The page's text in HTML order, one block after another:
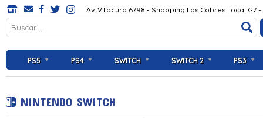
Av. Vitacura 6798 - Shopping Los Cobres Local G7
PS5 PS4 SWITCH SWITCH 2 PS3
NINTENDO SWITCH